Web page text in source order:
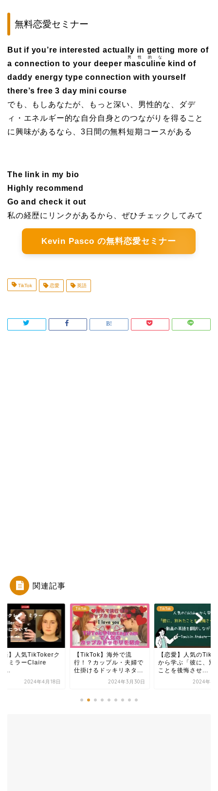
無料恋愛セミナー
But if you’re interested actually in getting more of
a connection to your deeper masculine
男性的な
kind of
daddy energy type connection with yourself
there’s free 3 day mini course
でも、もしあなたが、もっと深い、男性的な、ダデ
ィ・エネルギー的な自分自身とのつながりを得ること
に興味があるなら、3日間の無料短期コースがある
The link in my bio
Highly recommend
Go and check it out
私の経歴にリンクがあるから、ぜひチェックしてみて
Kevin Pasco の無料恋愛セミナー
TikTok 恋愛 英語
関連記事
】海外で流
？カップル・夫婦で
けるドッキリネタ...
2024年3月30日
TikTok
【恋愛】人気のTikToker
から学ぶ「彼に、別れた
ことを後悔させ...
2024年4月17日
TikTok
【恋愛】TikTokでバ
た心理テスト★72万
ね★～４人の男...
2024年4